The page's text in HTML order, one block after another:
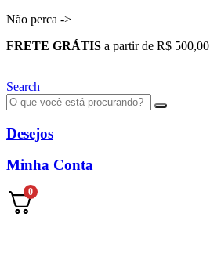
Não perca ->
FRETE GRÁTIS a partir de R$ 500,00
Search
Desejos
Minha Conta
0